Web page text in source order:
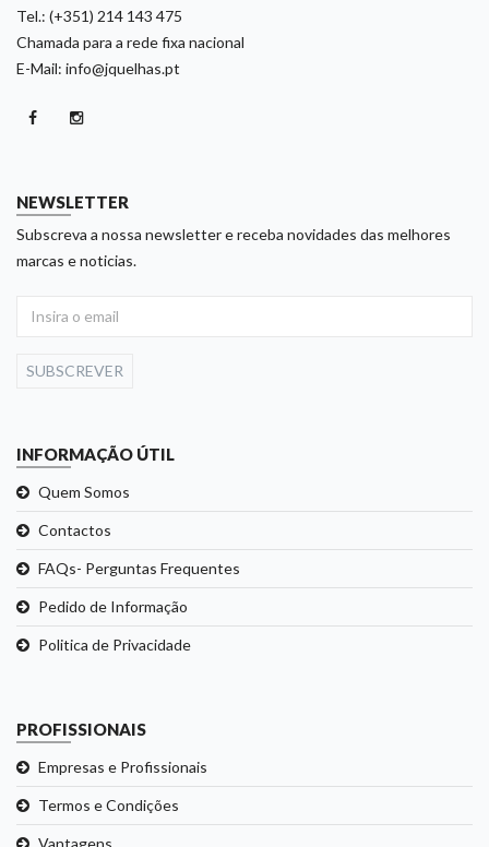
Tel.: (+351) 214 143 475
Chamada para a rede fixa nacional
E-Mail: info@jquelhas.pt
NEWSLETTER
Subscreva a nossa newsletter e receba novidades das melhores
marcas e noticias.
SUBSCREVER
INFORMAÇÃO ÚTIL
Quem Somos
Contactos
FAQs- Perguntas Frequentes
Pedido de Informação
Politica de Privacidade
PROFISSIONAIS
Empresas e Profissionais
Termos e Condições
Vantagens